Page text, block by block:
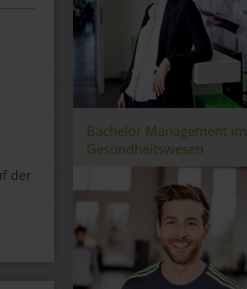
der
Bachelor Management im
Gesundheitswesen